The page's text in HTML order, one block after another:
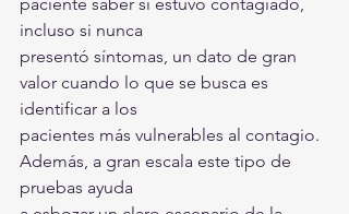
incluso si nunca
presentó síntomas, un dato de gran
valor cuando lo que se busca es
identificar a los
pacientes más vulnerables al contagio.
Además, a gran escala este tipo de
pruebas ayuda